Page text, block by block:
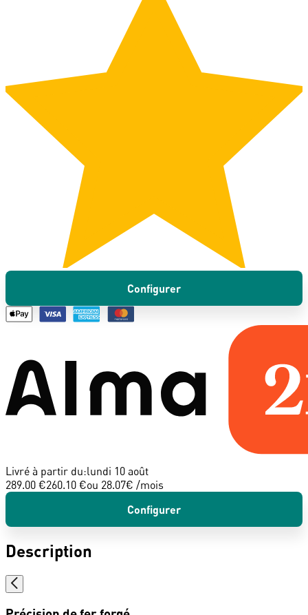
Configurer
Livré à partir du:lundi 10 août
289.00 €260.10 €ou 28.07€ /mois
Configurer
Description